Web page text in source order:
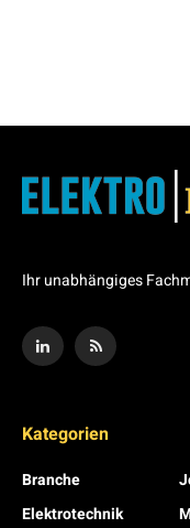
Ihr unabhängiges
Kategorien
Branche
Elektrotechnik